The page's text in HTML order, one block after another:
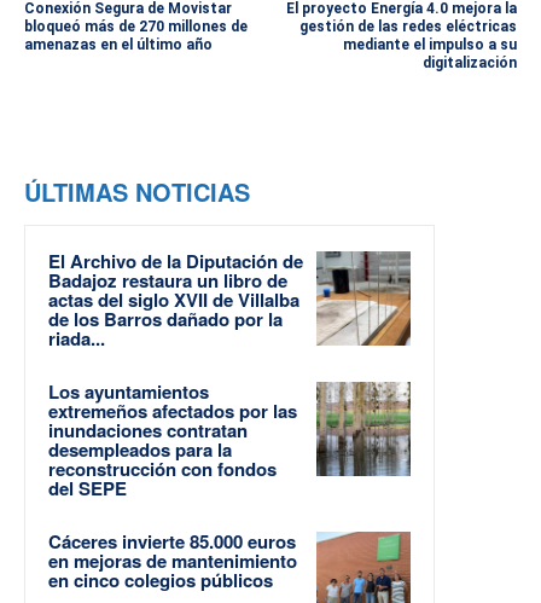
Conexión Segura de Movistar
bloqueó más de 270 millones de
amenazas en el último año
El proyecto Energía 4.0 mejora la
gestión de las redes eléctricas
mediante el impulso a su
digitalización
ÚLTIMAS NOTICIAS
El Archivo de la Diputación de
Badajoz restaura un libro de
actas del siglo XVII de Villalba
de los Barros dañado por la
riada...
Los ayuntamientos
extremeños afectados por las
inundaciones contratan
desempleados para la
reconstrucción con fondos
del SEPE
Cáceres invierte 85.000 euros
en mejoras de mantenimiento
en cinco colegios públicos